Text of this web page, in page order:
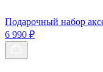
Подарочный набор
6 990 ₽